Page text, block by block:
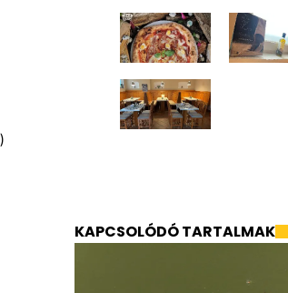
)
KAPCSOLÓDÓ TARTALMAK